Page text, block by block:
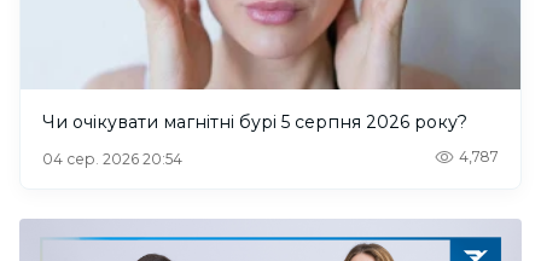
Чи очікувати магнітні бурі 5 серпня 2026 року?
04 сер. 2026 20:54 4,787